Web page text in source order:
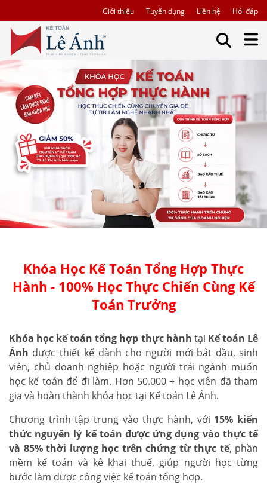
Giới thiệu Tuyển dụng Liên hệ Hỏi đáp
Khóa Học Kế Toán Tổng Hợp Thực
Hành - 100% Học Thực Chiến Cùng Kế
Toán Trưởng
Khóa học kế toán tổng hợp thực hành tại Kế toán Lê
Ánh được thiết kế dành cho người mới bắt đầu, sinh
viên, chủ doanh nghiệp hoặc người trái ngành muốn
học kế toán để đi làm. Hơn 50.000 + học viên đã tham
gia và hoàn thành khóa học tại Kế toán Lê Ánh.
Chương trình tập trung vào thực hành, với 15% kiến
thức nguyên lý kế toán được ứng dụng vào thực tế
và 85% thời lượng học trên chứng từ thực tế, phần
mềm kế toán và kê khai thuế, giúp người học từng
bước làm được công việc kế toán tổng hợp.